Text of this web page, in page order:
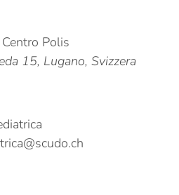
Polis
15, Lugano, Svizzera